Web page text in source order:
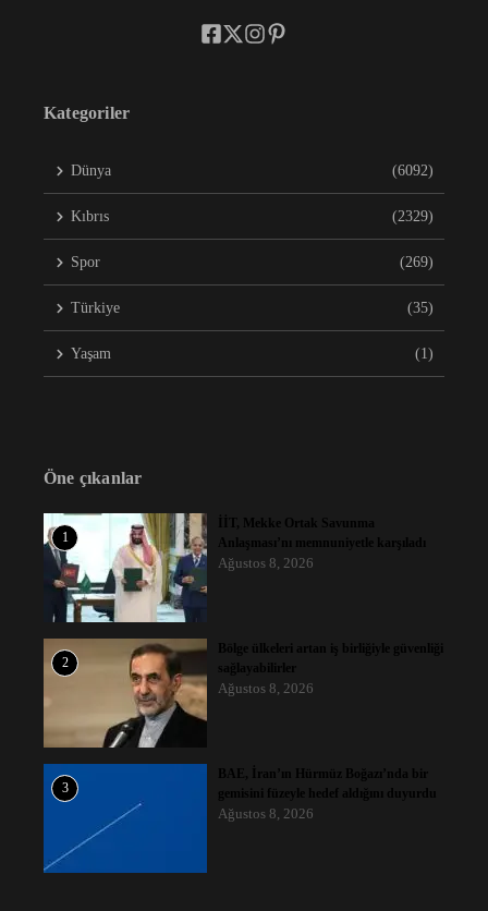
Kategoriler
Dünya (6092)
Kıbrıs (2329)
Spor (269)
Türkiye (35)
Yaşam (1)
Öne çıkanlar
1
İİT, Mekke Ortak Savunma
Anlaşması’nı memnuniyetle karşıladı
Ağustos 8, 2026
2
Bölge ülkeleri artan iş birliğiyle güvenliği
sağlayabilirler
Ağustos 8, 2026
3
BAE, İran’ın Hürmüz Boğazı’nda bir
gemisini füzeyle hedef aldığını duyurdu
Ağustos 8, 2026